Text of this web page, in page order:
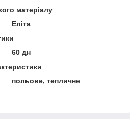
матеріалу
Еліта
60 дн
польове, тепличне